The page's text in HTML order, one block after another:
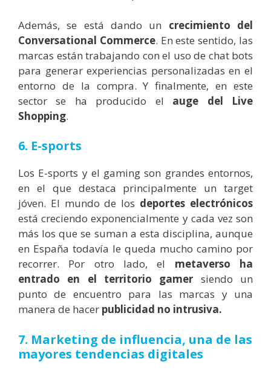
Además, se está dando un crecimiento del
Conversational Commerce. En este sentido, las
marcas están trabajando con el uso de chat bots
para generar experiencias personalizadas en el
entorno de la compra. Y finalmente, en este
sector se ha producido el auge del Live
Shopping.
6. E-sports
Los E-sports y el gaming son grandes entornos,
en el que destaca principalmente un target
jóven. El mundo de los deportes electrónicos
está creciendo exponencialmente y cada vez son
más los que se suman a esta disciplina, aunque
en España todavía le queda mucho camino por
recorrer. Por otro lado, el metaverso ha
entrado en el territorio gamer siendo un
punto de encuentro para las marcas y una
manera de hacer publicidad no intrusiva.
7. Marketing de influencia, una de las
mayores tendencias digitales